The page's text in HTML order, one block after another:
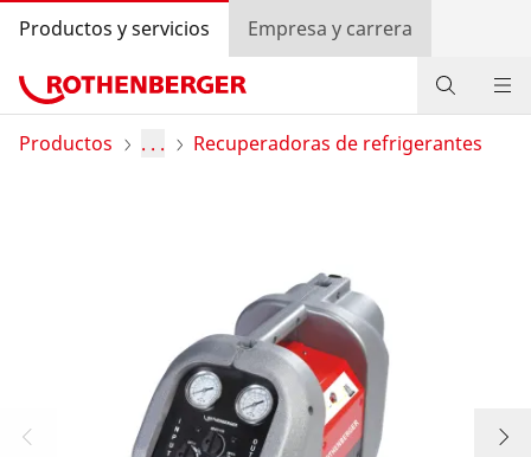
Productos y servicios Empresa y carrera
Productos
Búsqueda de distribuidores
Entrar
Productos . . . Recuperadoras de refrigerantes